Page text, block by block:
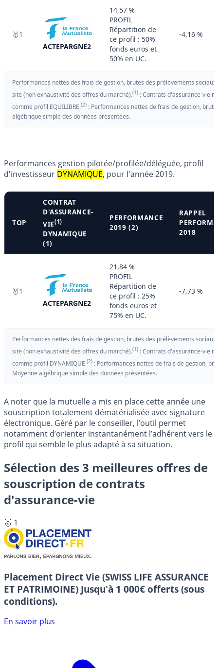
🥇1
ACTEPARGNE2
14,57 %
PROFIL
Répartition de
ce profil : 50%
fonds euros et
50% en UC.
-4,16 %
Performances nettes des frais de gestion, brutes des prélèvements
site (non exhaustivité des offres du marché).(1) : Contrats d'assurance-vie
comme profil EQUILIBRE.(2) : Performances nettes de frais de gestion,
algébrique simple des données présentées.
Performances gestion pilotée/profilée/déléguée, profil
d'investisseur DYNAMIQUE, pour l'année 2019.
TOP
CONTRAT
D'ASSURANCE-
VIE(1)
DYNAMIQUE
(1)
PERFORMANCE
2019 (2)
RAPPEL
2018
🥇1
ACTEPARGNE2
21,84 %
PROFIL
Répartition de
ce profil : 25%
fonds euros et
75% en UC.
-7,73 %
Performances nettes des frais de gestion, brutes des prélèvements
site (non exhaustivité des offres du marché).(1) : Contrats d'assurance-vie
comme profil DYNAMIQUE.(2) : Performances nettes de frais de gestion,
Moyenne algébrique simple des données présentées.
A noter que la mutuelle a mis en place cette année une
souscription totalement dématérialisée avec signature
électronique. Géré par le conseiller, l’outil permet
notamment d’orienter instantanément l’adhérent vers le
profil qui semble le plus adapté à sa situation.
Sélection des 3 meilleures offres de
souscription de contrats
d'assurance-vie
🥇 1
Placement Direct Vie (SWISS LIFE ASSURANCE
ET PATRIMOINE) Jusqu'à 1 000€ offerts (sous
conditions).
En savoir plus